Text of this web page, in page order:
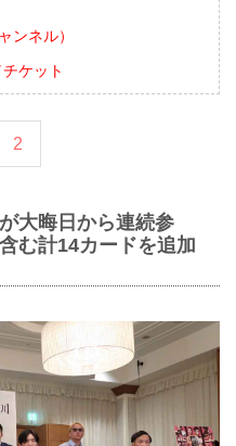
ンネル）
ケット
2
大晦日から連続参
む計14カードを追加